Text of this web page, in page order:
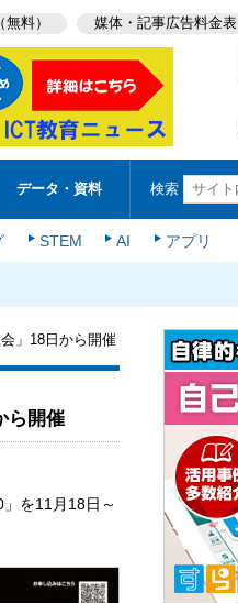
料） 媒体・記事広告料金表
データ・資料 検索
STEM AI アプリ
」18日から開催
ら開催
を11月18日～